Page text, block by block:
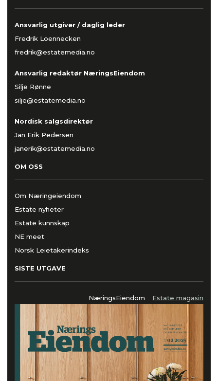
Ansvarlig utgiver / daglig leder
Fredrik Loennecken
fredrik@estatemedia.no
Ansvarlig redaktør NæringsEiendom
Silje Rønne
silje@estatemedia.no
Nordisk salgsdirektør
Jan Erik Pedersen
janerik@estatemedia.no
OM OSS
Om Næringeiendom
Estate nyheter
Estate kunnskap
NE meet
Norsk Leietakerindeks
SISTE UTGAVE
NæringsEiendom Estate magasin